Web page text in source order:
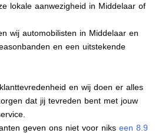
lokale aanwezigheid in Middelaar of
wij automobilisten in Middelaar en
en een uitstekende
en wij doen er alles
dat jij tevreden bent met jouw
geven ons niet voor niks een 8.9